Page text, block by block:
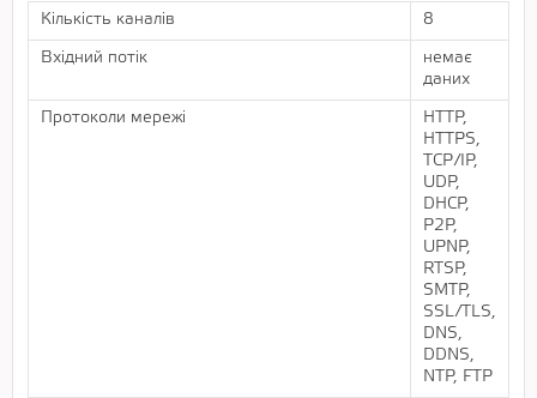
Кількість каналів 8
Вхідний потік
немає
даних
Протоколи мережі
HTTP,
HTTPS,
TCP/IP,
UDP,
DHCP,
P2P,
UPNP,
RTSP,
SMTP,
SSL/TLS,
DNS,
DDNS,
NTP, FTP